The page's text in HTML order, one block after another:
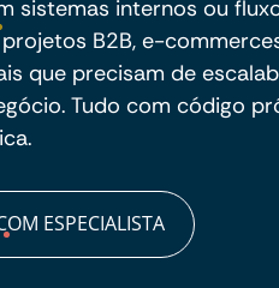
sistemas internos ou
B2B, e-
que precisam de
Tudo com código
ESPECIALISTA